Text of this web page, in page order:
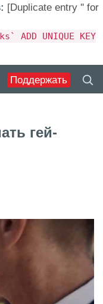
[Duplicate entry '' for
ADD UNIQUE KEY
Поддержать
гей-